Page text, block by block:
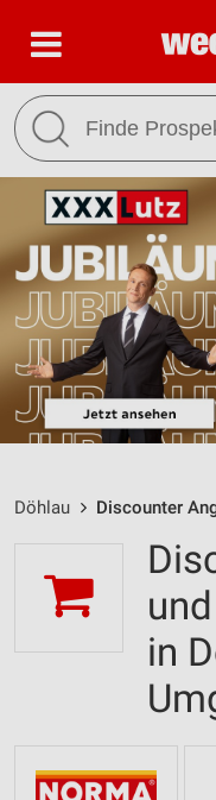
Döhlau Discounter
in